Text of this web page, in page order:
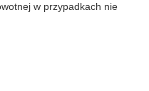
w przypadkach nie